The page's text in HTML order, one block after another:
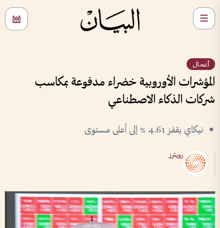
أعمال
المؤشرات الأوروبية خضراء مدفوعة بمكاسب
شركات الذكاء الاصطناعي
نيكاي يقفز 4.61 % إلى ​أعلى مستوى
رويترز